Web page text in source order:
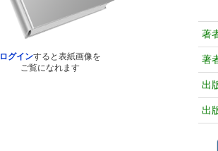
ログインすると表紙画像を
ご覧になれます
著
著
出
出